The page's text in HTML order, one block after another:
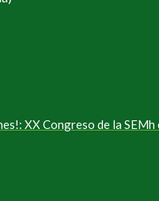
XX Congreso de la